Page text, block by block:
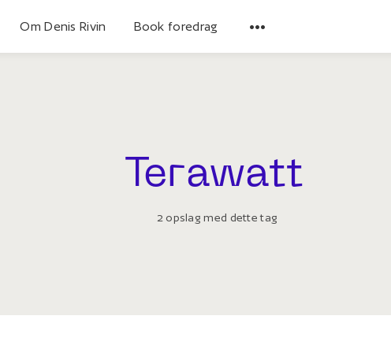
Om Denis Rivin Book foredrag
Terawatt
2 opslag med dette tag